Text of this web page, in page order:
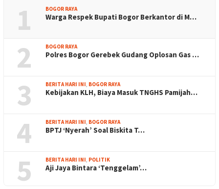
1 BOGOR RAYA
Warga Respek Bupati Bogor Berkantor di M…
2 BOGOR RAYA
Polres Bogor Gerebek Gudang Oplosan Gas …
3 BERITA HARI INI, BOGOR RAYA
Kebijakan KLH, Biaya Masuk TNGHS Pamijah…
4 BERITA HARI INI, BOGOR RAYA
BPTJ ‘Nyerah’ Soal Biskita T…
5 BERITA HARI INI, POLITIK
Aji Jaya Bintara ‘Tenggelam’…